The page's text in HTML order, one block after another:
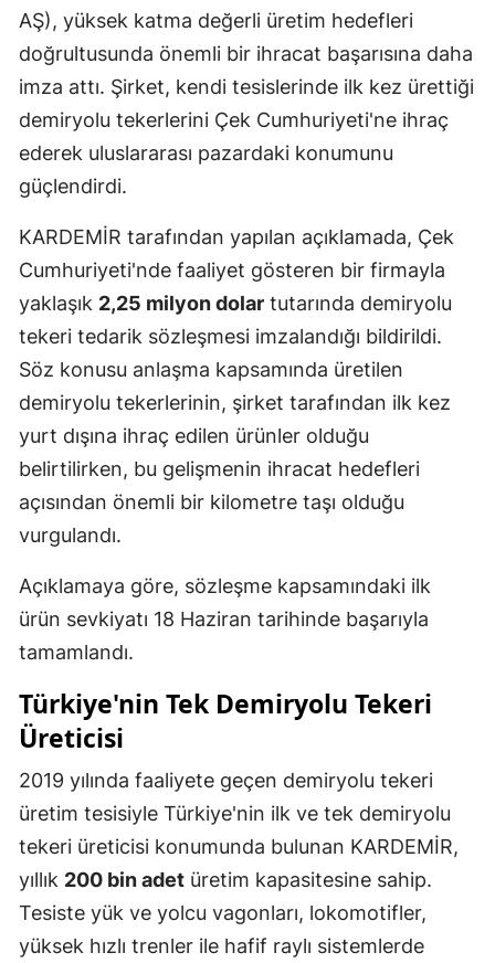
AŞ), yüksek katma değerli üretim hedefleri
doğrultusunda önemli bir ihracat başarısına daha
imza attı. Şirket, kendi tesislerinde ilk kez ürettiği
demiryolu tekerlerini Çek Cumhuriyeti'ne ihraç
ederek uluslararası pazardaki konumunu
güçlendirdi.
KARDEMİR tarafından yapılan açıklamada, Çek
Cumhuriyeti'nde faaliyet gösteren bir firmayla
yaklaşık 2,25 milyon dolar tutarında demiryolu
tekeri tedarik sözleşmesi imzalandığı bildirildi.
Söz konusu anlaşma kapsamında üretilen
demiryolu tekerlerinin, şirket tarafından ilk kez
yurt dışına ihraç edilen ürünler olduğu
belirtilirken, bu gelişmenin ihracat hedefleri
açısından önemli bir kilometre taşı olduğu
vurgulandı.
Açıklamaya göre, sözleşme kapsamındaki ilk
ürün sevkiyatı 18 Haziran tarihinde başarıyla
tamamlandı.
Türkiye'nin Tek Demiryolu Tekeri
Üreticisi
2019 yılında faaliyete geçen demiryolu tekeri
üretim tesisiyle Türkiye'nin ilk ve tek demiryolu
tekeri üreticisi konumunda bulunan KARDEMİR,
yıllık 200 bin adet üretim kapasitesine sahip.
Tesiste yük ve yolcu vagonları, lokomotifler,
yüksek hızlı trenler ile hafif raylı sistemlerde